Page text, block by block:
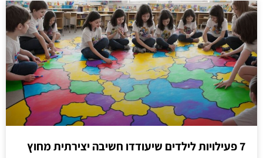
7 פעילויות לילדים שיעודדו חשיבה יצירתית מחוץ